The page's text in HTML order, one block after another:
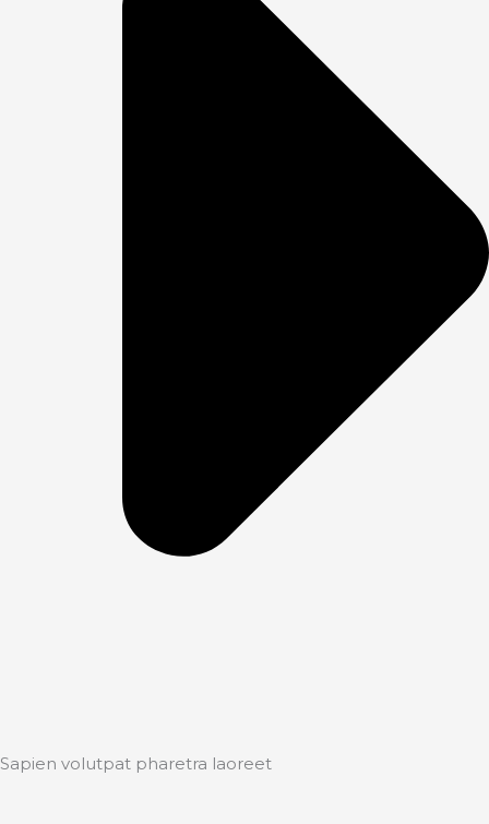
Sapien volutpat pharetra laoreet